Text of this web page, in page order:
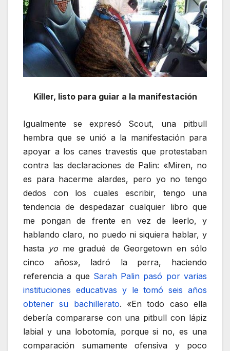
Killer, listo para guiar a la manifestación
Igualmente se expresó Scout, una pitbull
hembra que se unió a la manifestación para
apoyar a los canes travestis que protestaban
contra las declaraciones de Palin: «Miren, no
es para hacerme alardes, pero yo no tengo
dedos con los cuales escribir, tengo una
tendencia de despedazar cualquier libro que
me pongan de frente en vez de leerlo, y
hablando claro, no puedo ni siquiera hablar, y
hasta yo me gradué de Georgetown en sólo
cinco años», ladró la perra, haciendo
referencia a que Sarah Palin pasó por varias
instituciones educativas y le tomó seis años
obtener su bachillerato. «En todo caso ella
debería compararse con una pitbull con lápiz
labial y una lobotomía, porque si no, es una
comparación sumamente ofensiva y poco